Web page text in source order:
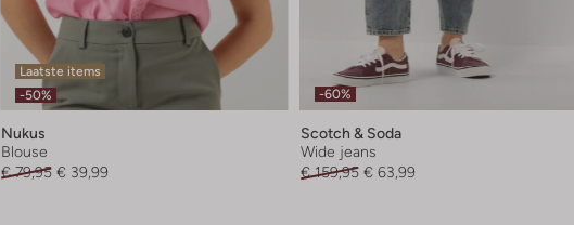
Laatste items
-50%
Nukus
Blouse
€ 79,95 € 39,99
-60%
Scotch & Soda
Wide jeans
€ 159,95 € 63,99